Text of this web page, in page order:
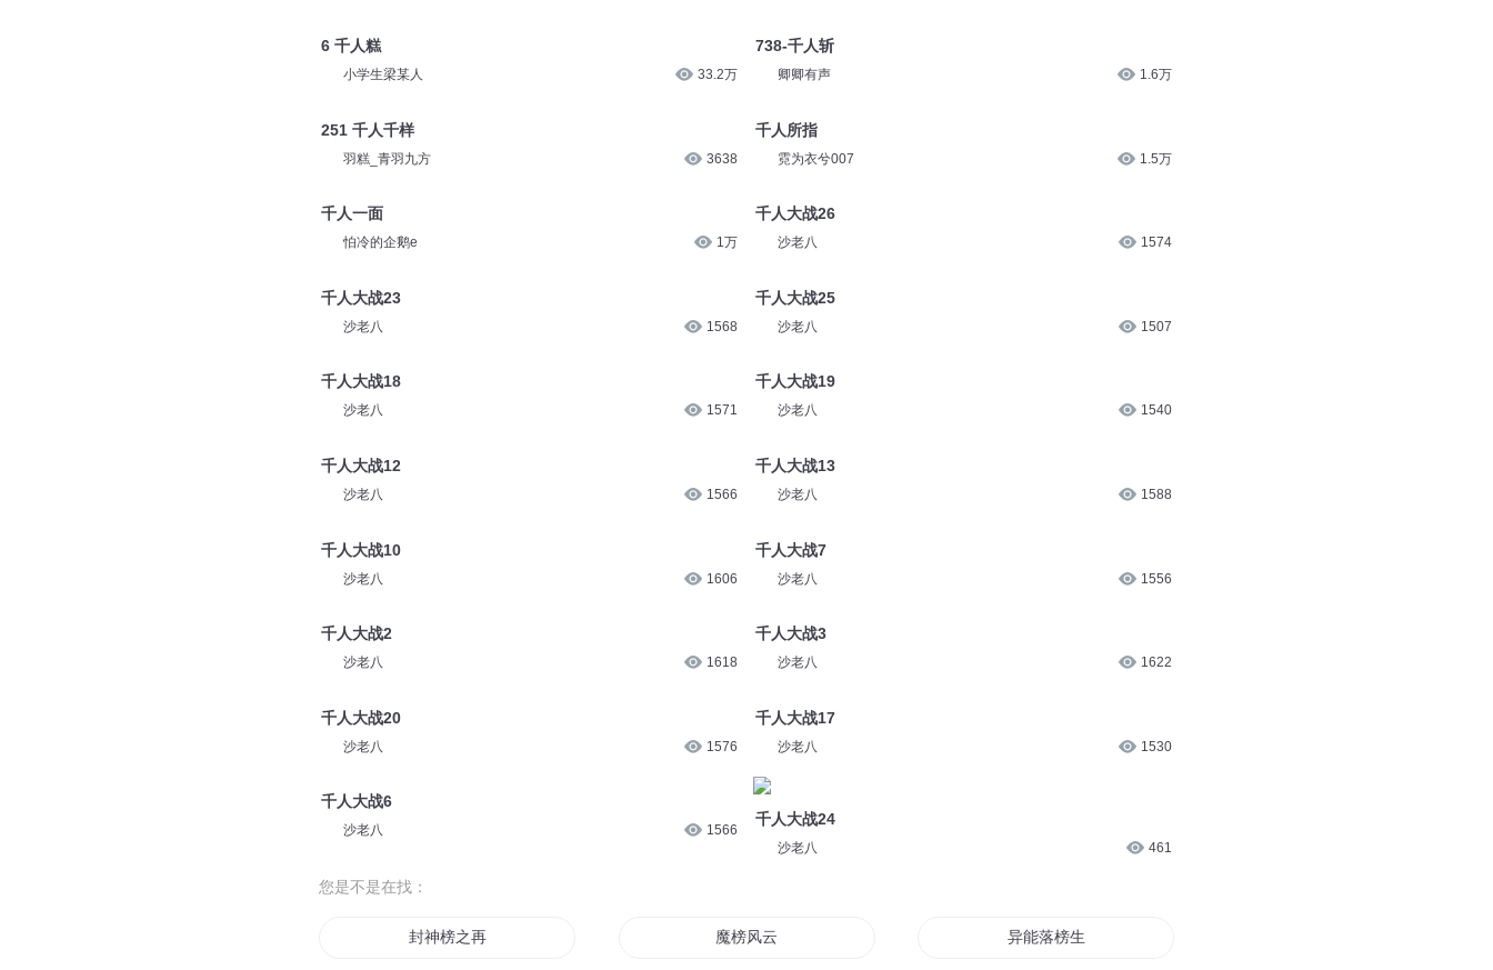
6 千人糕
小学生梁某人 33.2万
251 千人千样
羽糕_青羽九方 3638
千人一面
怕冷的企鹅e 1万
千人大战23
沙老八 1568
千人大战18
沙老八 1571
千人大战12
沙老八 1566
千人大战10
沙老八 1606
千人大战2
沙老八 1618
千人大战20
沙老八 1576
千人大战6
沙老八 1566
738-千人斩
卿卿有声 1.6万
千人所指
霓为衣兮007 1.5万
千人大战26
沙老八 1574
千人大战25
沙老八 1507
千人大战19
沙老八 1540
千人大战13
沙老八 1588
千人大战7
沙老八 1556
千人大战3
沙老八 1622
千人大战17
沙老八 1530
千人大战24
沙老八 461
您是不是在找：
封神榜之再起风云 魔榜风云 异能落榜生